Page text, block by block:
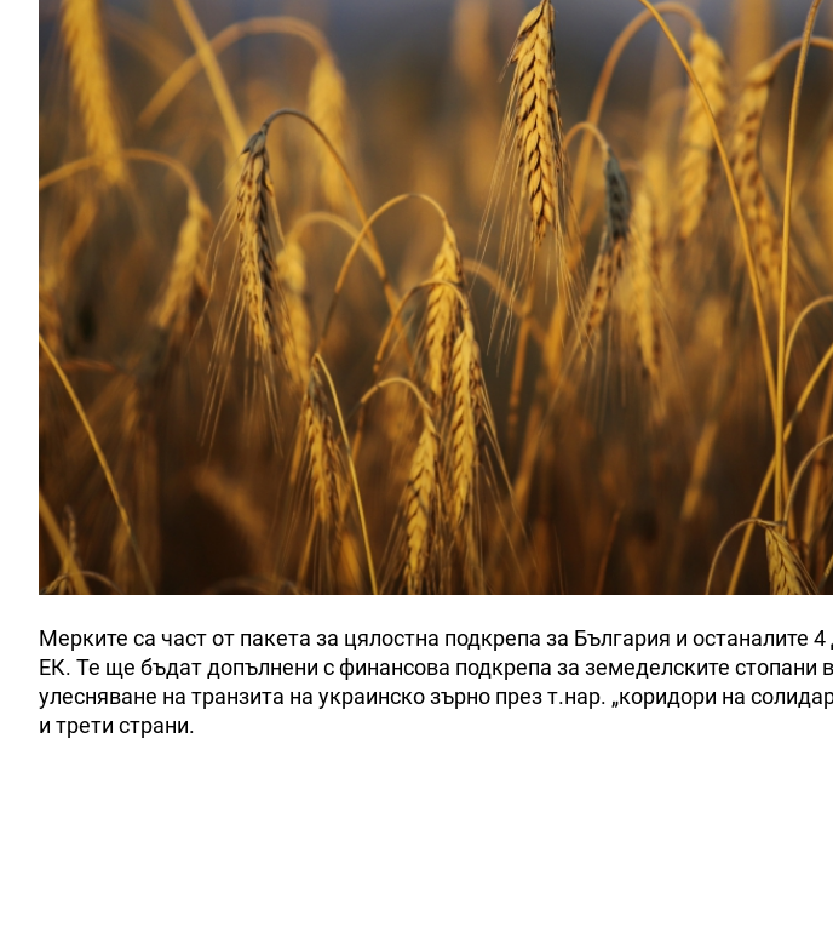
Мерките са част от пакета за цялостна подкрепа за България и останалите
ЕК. Те ще бъдат допълнени с финансова подкрепа за земеделските стопани
улесняване на транзита на украинско зърно през т.нар. „коридори на
и трети страни.